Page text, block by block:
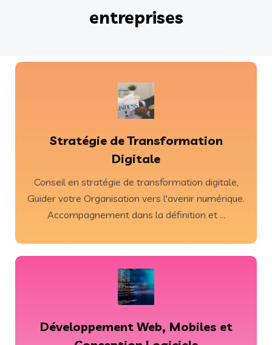
entreprises
Stratégie de Transformation
Digitale
Conseil en stratégie de transformation digitale,
Guider votre Organisation vers l'avenir numérique.
Accompagnement dans la définition et ...
Chaque entreprise a ses propres défis, objectifs et
besoins spécifiques en matière de transformation
digitale. Notre première étape consiste à
comprendre votre entreprise sous toutes ses
facettes ...
EN SAVOIR PLUS
Développement Web, Mobiles et
mesure est bien plus qu'une solution - c'est une ...
EN SAVOIR PLUS